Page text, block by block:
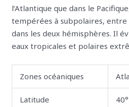
l’Atlantique que dans le
tempérées à subpolaires, entre
dans les deux hémisphères. Il
eaux tropicales et polaires
Zones océaniques
Latitude